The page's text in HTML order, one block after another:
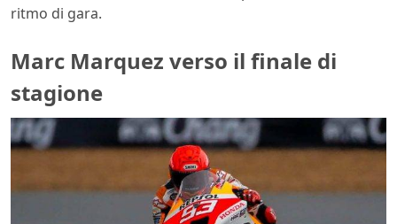
ritmo di gara.
Marc Marquez verso il finale di
stagione